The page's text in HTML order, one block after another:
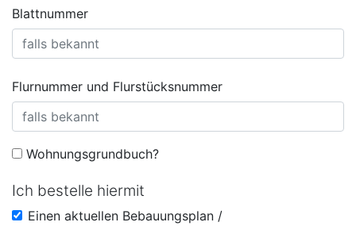
Blattnummer
Flurnummer und Flurstücksnummer
Wohnungsgrundbuch?
Ich bestelle hiermit
Einen aktuellen Bebauungsplan /